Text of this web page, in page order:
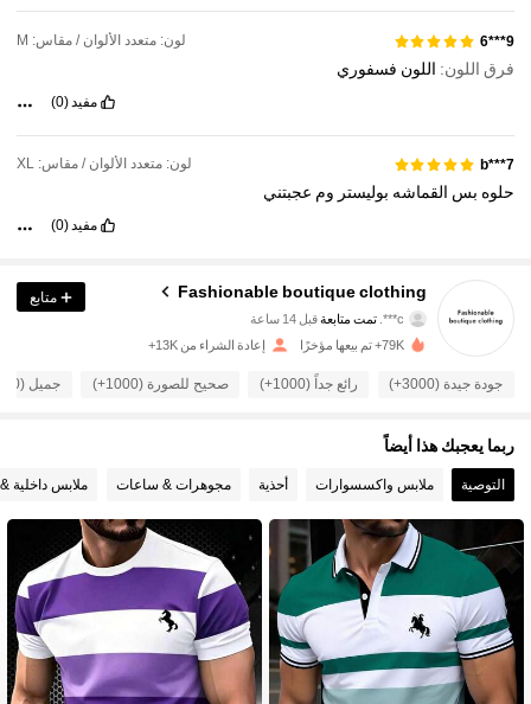
9***6 لون: متعدد الألوان / مقاس: M
فرق اللون: اللون فسفوري
مفيد(0)
b***7 لون: متعدد الألوان / مقاس: XL
حلوه بس القماشه بوليستر وم عجبتني
مفيد(0)
Fashionable boutique clothing
4.76
3.3K متابعون
c***.
تمت متابعةقبل 14 ساعة
3.3K متابعون
4.76 3.3K متابعون
4.76 3.3K متابعون
3.3K متابعون
4.76 3.3K متابعون
متابع
79K+ تم بيعها مؤخرًا إعادة الشراء من 13K+
جودة جيدة (3000+) رائع جداً (1000+) صحيح للصورة (1000+) جميل (1000+)
ربما يعجبك هذا أيضاً
التوصية ملابس واكسسوارات أحذية مجوهرات & ساعات ملابس داخلية